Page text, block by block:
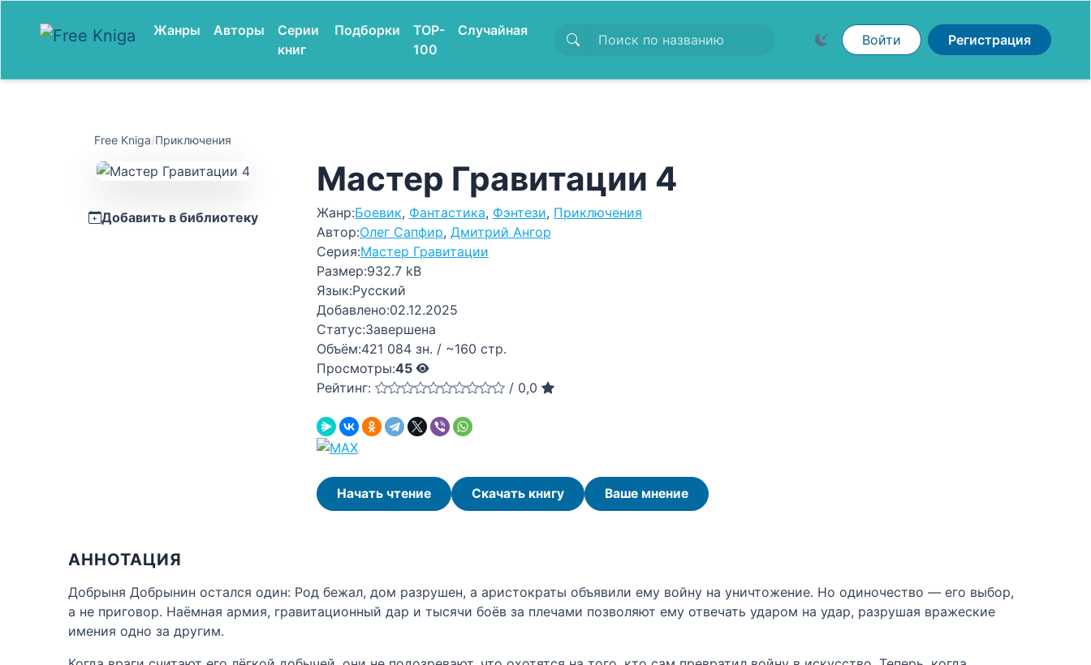
Жанры Авторы
Серии
книг
Подборки
TOP-
100
Случайная
Войти Регистрация
Free Kniga/Приключения
Добавить в библиотеку
Мастер Гравитации 4
Жанр:Боевик, Фантастика, Фэнтези, Приключения
Автор:Олег Сапфир, Дмитрий Ангор
Серия:Мастер Гравитации
Размер:932.7 kB
Язык:Русский
Добавлено:02.12.2025
Статус:Завершена
Объём:421 084 зн. / ~160 стр.
Просмотры:45
Рейтинг:
/ 0,0
Начать чтение Скачать книгу Ваше мнение
АННОТАЦИЯ
Добрыня Добрынин остался один: Род бежал, дом разрушен, а аристократы объявили ему войну на уничтожение. Но одиночество — его выбор,
а не приговор. Наёмная армия, гравитационный дар и тысячи боёв за плечами позволяют ему отвечать ударом на удар, разрушая вражеские
имения одно за другим.